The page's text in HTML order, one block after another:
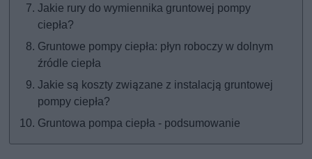
Jakie rury do wymiennika gruntowej pompy
ciepła?
Gruntowe pompy ciepła: płyn roboczy w dolnym
źródle ciepła
Jakie są koszty związane z instalacją gruntowej
pompy ciepła?
Gruntowa pompa ciepła - podsumowanie